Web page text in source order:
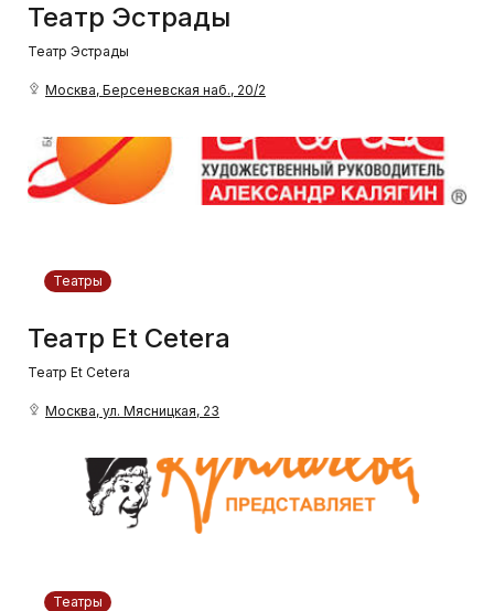
Театр Эстрады
Театр Эстрады
Москва, Берсеневская наб., 20/2
Театры
Театр Et Cetera
Театр Et Cetera
Москва, ул. Мясницкая, 23
Театры